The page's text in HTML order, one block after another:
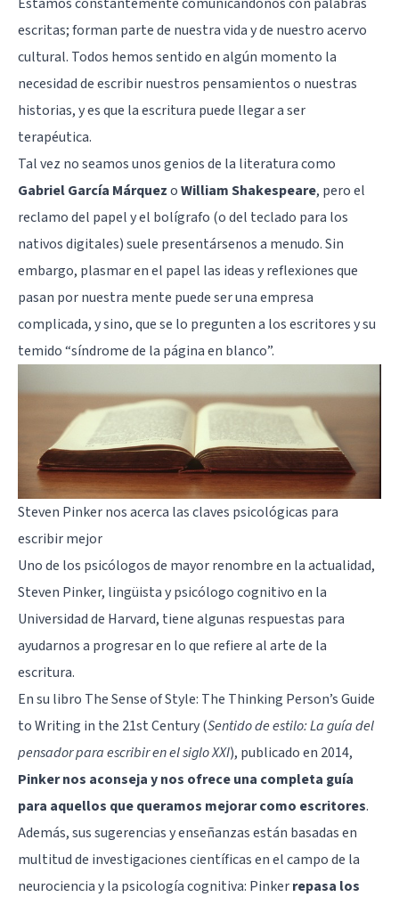
escritas; forman parte de nuestra vida y de nuestro acervo
cultural. Todos hemos sentido en algún momento la
necesidad de escribir nuestros pensamientos o nuestras
historias, y es que la escritura puede llegar a ser
terapéutica.
Tal vez no seamos unos genios de la literatura como
Gabriel García MárquezoWilliam Shakespeare, pero el
reclamo del papel y el bolígrafo (o del teclado para los
nativos digitales) suele presentársenos a menudo. Sin
embargo, plasmar en el papel las ideas y reflexiones que
pasan por nuestra mente puede ser una empresa
complicada, y sino, que se lo pregunten a los escritores y su
temido “síndrome de la página en blanco”.
Steven Pinker nos acerca las claves psicológicas para
escribir mejor
Uno de los psicólogos de mayor renombre en la actualidad,
Steven Pinker, lingüista y psicólogo cognitivo en la
Universidad de Harvard, tiene algunas respuestas para
ayudarnos a progresar en lo que refiere al arte de la
escritura.
En su libro The Sense of Style: The Thinking Person’s Guide
to Writing in the 21st Century(Sentido de estilo: La guía del
pensador para escribir en el siglo XXI), publicado en 2014,
Pinker nos aconseja y nos ofrece una completa guía
para aquellos que queramos mejorar como escritores.
Además, sus sugerencias y enseñanzas están basadas en
multitud de investigaciones científicas en el campo de la
neurociencia y la psicología cognitiva: Pinkerrepasa los